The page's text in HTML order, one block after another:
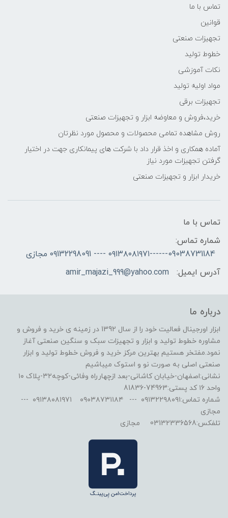
تماس با ما
قوانین
تجهیزات صنعتی
خطوط تولید
نکات آموزشی
مواد اولیه تولید
تجهیزات برقی
خرید،فروش و معاوضه ابزار و تجهیزات صنعتی
روش مشاهده تمامی محصولات و محصول مورد نظرتان
آماده همکاری و اخذ قرار داد با شرکت های پیمانکاری جهت در اختیار
گرفتن تجهیزات مورد نیاز
خریدار ابزار و تجهیزات صنعتی
تماس با ما
شماره تماس:
09038731184------۰۹۱۳۸۰۸۱۹۷۱ ---- ۰۹132298091 مجازی
آدرس ایمیل:
amir_majazi_999@yahoo.com
درباره ما
ابزار اورجینال فعالیت خود را از سال 1392 در زمینه ی خرید و فروش و
مشاوره خطوط تولید و ابزار و تجهیزات سبک و سنگین صنعتی آغاز
نمود.مفتخر هستیم بهترین مرکز خرید و فروش خطوط تولید و ابزار
صنعتی اصلی به صورت نو و استوک میباشیم
نشانی:اصفهان-خیابان کاشانی-بعد ازچهارراه وفائی-کوچه۳۲-پلاک ۱۰
واحد ۱۶ کد پستی:74963-81836
شماره تماس:۰۹۱۳۲۲۹۸۰۹۱ --- ۰۹۰۳۸۷۳۱۱۸۴ ۰۹۱۳۸۰۸۱۹۷۱ ---
مجازی
تلفکس:03132336568 مجازی